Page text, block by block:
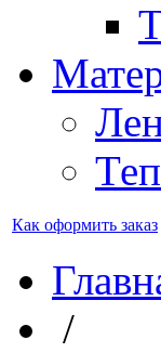
Как оформить заказ
/